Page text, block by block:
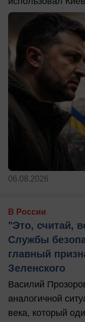
06.08.2026
В России
"Это, считай,
Службы
главный
Зеленского
Василий
аналогичной
века, который